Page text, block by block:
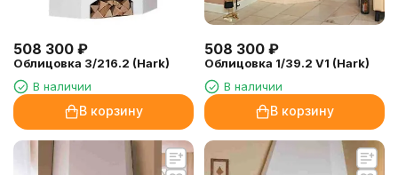
508 300 ₽
Облицовка 3/216.2 (Hark)
В наличии
В корзину
508 300 ₽
Облицовка 1/39.2 V1 (Hark)
В наличии
В корзину